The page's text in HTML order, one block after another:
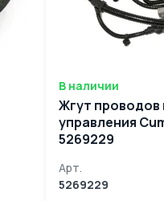
В наличии
Жгут проводов
управления
5269229
Арт.
5269229